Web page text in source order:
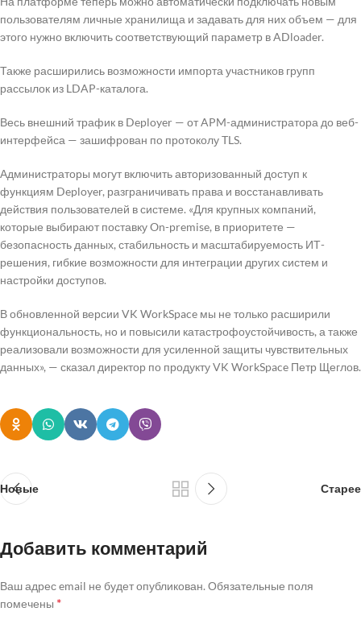
пользователям личные хранилища и задавать для них объем — для
этого нужно включить соответствующий параметр в ADloader.
Также расширились возможности импорта участников групп
рассылок из LDAP-каталога.
Весь внешний трафик в Deployer — от APM-администратора до веб-
интерфейса — зашифрован по протоколу TLS.
Администраторы могут включить авторизованный доступ к
функциям Deployer, разграничивать права и восстанавливать
действия пользователей в системе. «Для крупных компаний,
которые выбирают поставку On-premise, в приоритете —
безопасность данных, стабильность и масштабируемость ИТ-
решения, гибкие возможности для интеграции других систем и
настройки доступов.
В обновленной версии VK WorkSpace мы не только расширили
функциональность, но и повысили катастрофоустойчивость, а также
реализовали возможности для усиленной защиты чувствительных
данных», — сказал директор по продукту VK WorkSpace Петр Щеглов.
Новые Старее
Добавить комментарий
Ваш адрес email не будет опубликован. Обязательные поля
помечены *